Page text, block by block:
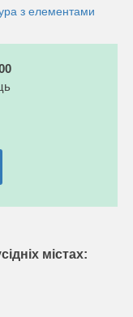
з елементами
містах: